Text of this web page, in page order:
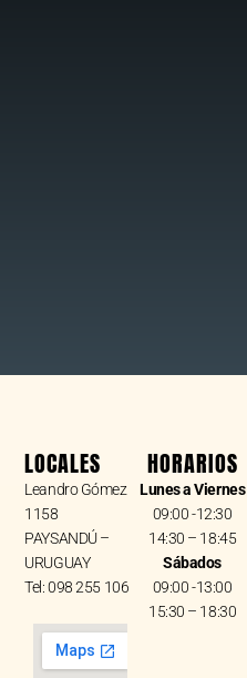
LOCALES
Leandro Gómez
1158
PAYSANDÚ –
URUGUAY
Tel: 098 255 106
HORARIOS
Lunes a Viernes
09:00 -12:30
14:30 – 18:45
Sábados
09:00 -13:00
15:30 – 18:30